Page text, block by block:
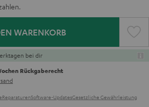
WARENKORB
bei dir
Rückgaberecht
ReparaturenSoftware-UpdatesGesetzliche Gewährleistung